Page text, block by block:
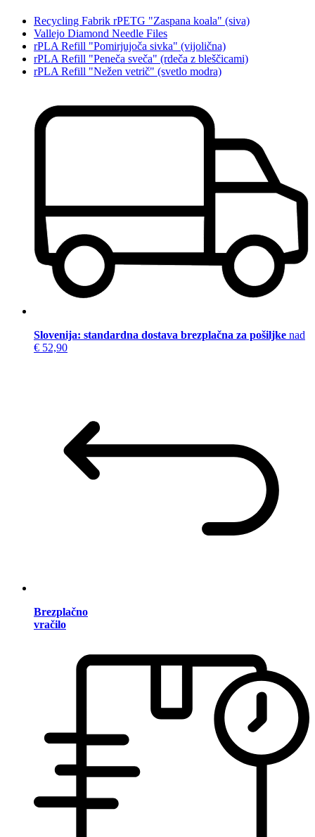
Recycling Fabrik rPETG "Zaspana koala" (siva)
Vallejo Diamond Needle Files
rPLA Refill "Pomirjujoča sivka" (vijolična)
rPLA Refill "Peneča sveča" (rdeča z bleščicami)
rPLA Refill "Nežen vetrič" (svetlo modra)
Slovenija: standardna dostava brezplačna za pošiljke nad
€ 52,90
Brezplačno
vračilo